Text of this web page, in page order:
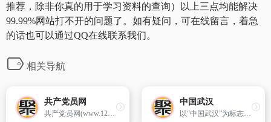
推荐，除非你真的用于学习资料的查询）以上三点均能解决
99.99%网站打不开的问题了。如有疑问，可在线留言，着急
的话也可以通过QQ在线联系我们。
相关导航
共产党员网
共产党员网(www.12371.cn)是由中央组织部主管、中组部党员教育中心主办、央视网承办的党员教育平台。
中国武汉
以“中国武汉”为标志的武汉市政府门户网站,是武汉的“电子名片”,也是“网上政府”的“办公窗口”。网站设计以公众为中心,以政务信息公开大化为特点,在网站全面提供了各级部门文件、政策法规、人事任免、财政公开等信息。网站不仅为企业提供从企业设立到破产注销以及中小企业服务、外资企业服务等个性化服务